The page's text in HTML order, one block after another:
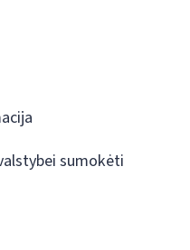
sumokėti